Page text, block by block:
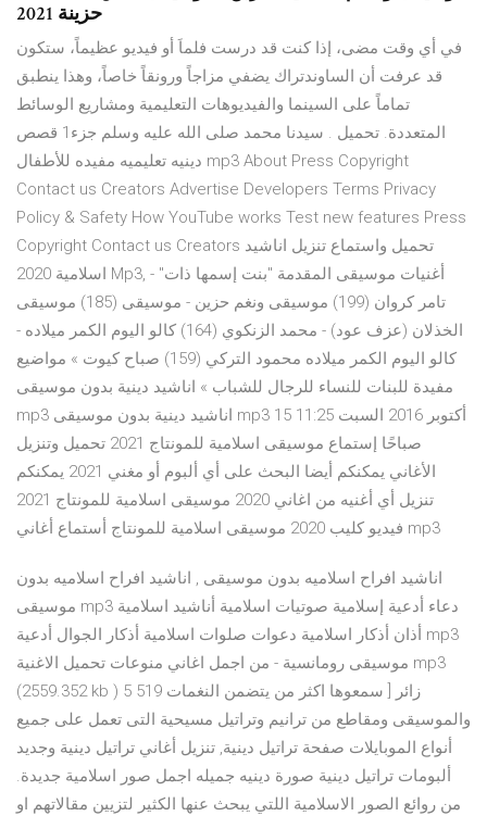
حزينة 2021
في أي وقت مضى، إذا كنت قد درست فلماَ أو فيديو عظيماً، ستكون
قد عرفت أن الساوندتراك يضفي مزاجاً ورونقاً خاصاً، وهذا ينطبق
تماماً على السينما والفيديوهات التعليمية ومشاريع الوسائط
المتعددة. تحميل . سيدنا محمد صلى الله عليه وسلم جزء1 قصص
دينيه تعليميه مفيده للأطفال mp3 About Press Copyright
Contact us Creators Advertise Developers Terms Privacy
Policy & Safety How YouTube works Test new features Press
Copyright Contact us Creators تحميل واستماع تنزيل اناشيد
اسلامية 2020 Mp3, أغنيات موسيقى المقدمة "بنت إسمها ذات" -
تامر كروان (199) موسيقى ونغم حزين - موسيقى (185) موسيقى
الخذلان (عزف عود) - محمد الزنكوي (164) كالو اليوم الكمر ميلاده -
كالو اليوم الكمر ميلاده محمود التركي (159) صباح كيوت » مواضيع
مفيدة للبنات للنساء للرجال للشباب » اناشيد دينية بدون موسيقى
mp3 اناشيد دينية بدون موسيقى mp3 15 أكتوبر 2016 السبت 11:25
صباحًا إستماع موسيقى اسلامية للمونتاج 2021 تحميل وتنزيل
الأغاني يمكنكم أيضا البحث على أي ألبوم أو مغني 2021 يمكنكم
تنزيل أي أغنيه من اغاني 2020 موسيقى اسلامية للمونتاج 2021
فيديو كليب 2020 موسيقى اسلامية للمونتاج أستماع أغاني mp3
اناشيد افراح اسلاميه بدون موسيقى , اناشيد افراح اسلاميه بدون
موسيقى mp3 دعاء أدعية إسلامية صوتيات اسلامية أناشيد اسلامية
أذان أذكار اسلامية دعوات صلوات اسلامية أذكار الجوال أدعية mp3
موسيقى رومانسية - من اجمل اغاني منوعات تحميل الاغنية mp3
(2559.352 kb ) 5 519 زائر [ سمعوها اكثر من يتضمن النغمات
والموسيقى ومقاطع من ترانيم وتراتيل مسيحية التى تعمل على جميع
أنواع الموبايلات صفحة تراتيل دينية, تنزيل أغاني تراتيل دينية وجديد
ألبومات تراتيل دينية صورة دينيه جميله اجمل صور اسلامية جديدة.
من روائع الصور الاسلامية اللتي يبحث عنها الكثير لتزيين مقالاتهم او